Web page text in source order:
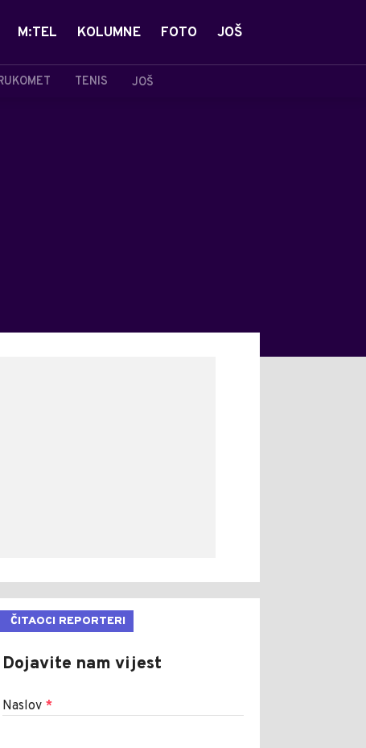
TENIS JOŠ
M:TEL KOLUMNE FOTO JOŠ
ČITAOCI REPORTERI
Dojavite nam vijest
Naslov *